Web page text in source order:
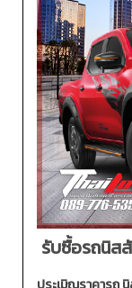
รับซื้อรถนิส